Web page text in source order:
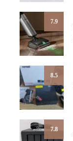
7.9
8.5
7.8